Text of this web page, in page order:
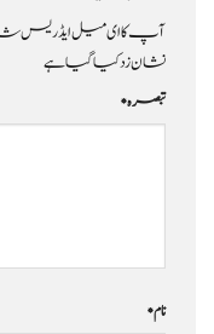
آپ کا ای میل ایڈریس
نشان زد کیا گیا ہے
تبصرہ*
نام*